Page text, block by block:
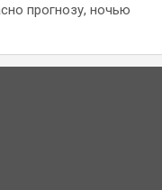
прогнозу, ночью